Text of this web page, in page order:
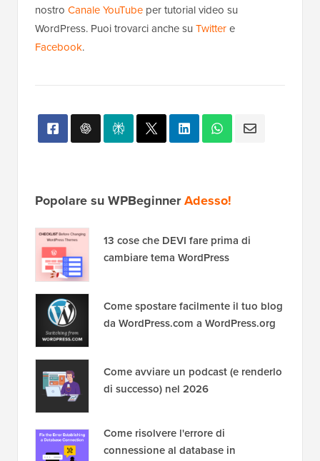
nostro Canale YouTube per tutorial video su
WordPress. Puoi trovarci anche su Twittere
Facebook.
Popolare su WPBeginnerAdesso!
13 cose che DEVI fare prima di
cambiare tema WordPress
Come spostare facilmente il tuo blog
da WordPress.com a WordPress.org
Come avviare un podcast (e renderlo
di successo) nel 2026
Come risolvere l'errore di
connessione al database in